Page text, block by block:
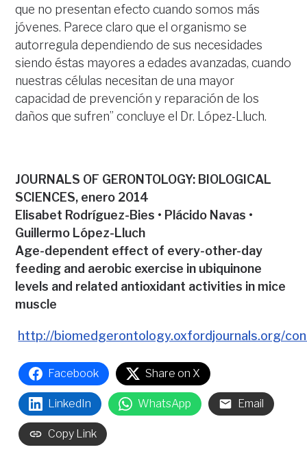
que no presentan efecto cuando somos más
jóvenes. Parece claro que el organismo se
autorregula dependiendo de sus necesidades
siendo éstas mayores a edades avanzadas, cuando
nuestras células necesitan de una mayor
capacidad de prevención y reparación de los
daños que sufren” concluye el Dr. López-Lluch.
JOURNALS OF GERONTOLOGY: BIOLOGICAL
SCIENCES, enero 2014
Elisabet Rodríguez-Bies • Plácido Navas •
Guillermo López-Lluch
Age-dependent effect of every-other-day
feeding and aerobic exercise in ubiquinone
levels and related antioxidant activities in mice
muscle
http://biomedgerontology.oxfordjournals.org/
Facebook Share on X
LinkedIn WhatsApp Email
Copy Link